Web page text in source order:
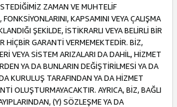
ZAMAN VE MUHTELİF
KAPSAMINI VEYA ÇALIŞMA
ŞEKİLDE, İSTİKRARLI VEYA BELİRLİ BİR
HİÇBİR GARANTİ VERMEMEKTEDİR. BİZ,
VEYA SİSTEM ARIZALARI DA DAHİL, HİZMET
YA DA BUNLARIN DEĞİŞTİRİLMESİ YA DA
KURULUŞ TARAFINDAN YA DA HİZMET
OLUŞTURMAYACAKTIR. AYRICA, BİZ, BAĞLI
(Y) SÖZLEŞME YA DA